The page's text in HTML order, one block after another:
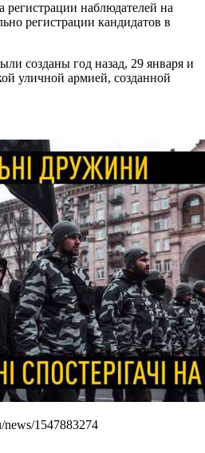
регистрации наблюдателей на
регистрации кандидатов в
созданы год назад, 29 января и
уличной армией, созданной
news/1547883274